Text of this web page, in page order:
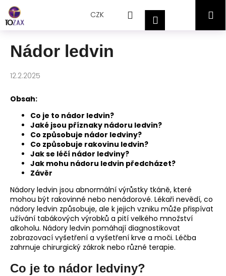
Přejít
obsah
CZK HledatPřihlášeníNákupní
Nádor ledvin
12.2.2025
Obsah:
Co je to nádor ledvin?
Jaké jsou příznaky nádoru ledvin?
Co způsobuje nádor ledviny?
Co způsobuje rakovinu ledvin?
Jak se léčí nádor ledviny?
Jak mohu nádoru ledvin předcházet?
Závěr
Nádory ledvin jsou abnormální výrůstky tkáně, které
mohou být rakovinné nebo nenádorové. Lékaři nevědí, co
nádory ledvin způsobuje, ale k jejich vzniku může přispívat
užívání tabákových výrobků a pití velkého množství
alkoholu. Nádory ledvin pomáhají diagnostikovat
zobrazovací vyšetření a vyšetření krve a moči. Léčba
zahrnuje chirurgický zákrok nebo různé terapie.
Co je to nádor ledviny?
o
C
p
o
e
t
e
n
a
j
í